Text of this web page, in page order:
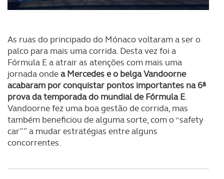
As ruas do principado do Mónaco voltaram a ser o
palco para mais uma corrida. Desta vez foi a
Fórmula E a atrair as atenções com mais uma
jornada ondea Mercedes e o belga Vandoorne
acabaram por conquistar pontos importantes na 6ª
prova da temporada do mundial de Fórmula E.
Vandoorne fez uma boa gestão de corrida, mas
também beneficiou de alguma sorte, com o “safety
car”” a mudar estratégias entre alguns
concorrentes.